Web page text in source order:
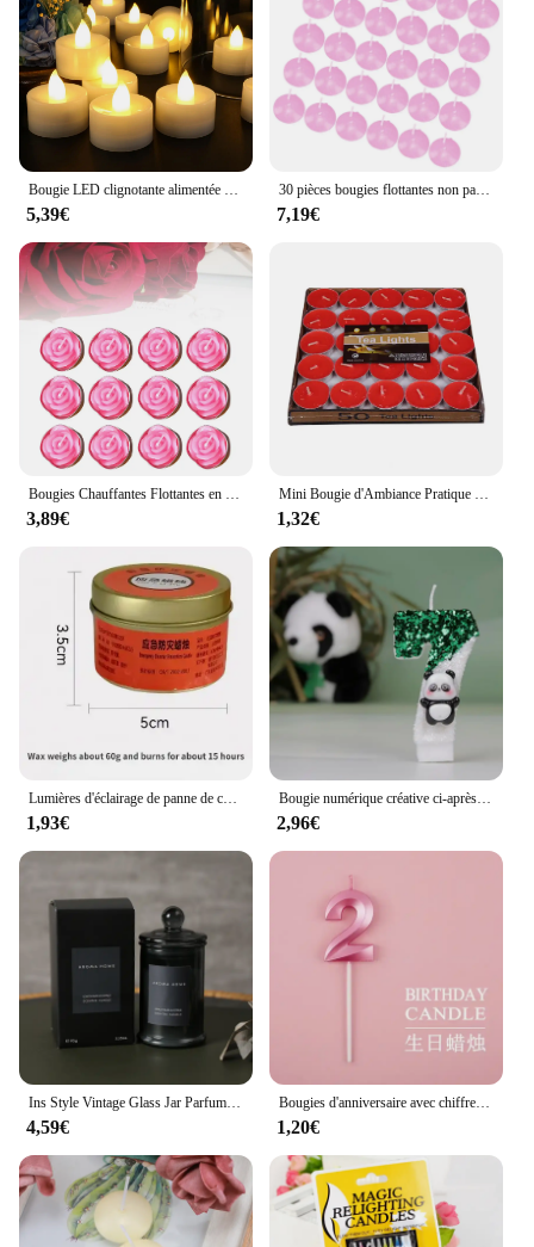
Bougie LED clignotante alimentée par batterie, fausse bougie chauffe-plat sans flamme, jardin extérieur, anniversaire, fête de mariage, décoration de la maison
5,39€
30 pièces bougies flottantes non parfumées bougies chauffe-plat universelles décor pour la célébration saint valentin dîner piscine baignoire
7,19€
Bougies Chauffantes Flottantes en Forme de Rose, 12 Pièces, Décoration de ixde Mariage
3,89€
Mini Bougie d'Ambiance Pratique pour Bureau, 50 Pièces, pour Anniversaire, Thé, Avertissement
1,32€
Lumières d'éclairage de panne de courant d'urgence, prévention des catastrophes, ménage, extérieur, étanche, coupe-vent, bougie inodore, chauffage
1,93€
Bougie numérique créative ci-après les, gâteau de Krasnoanniversaire mignon, fête, escales de fête, fournitures de décoration de scène
2,96€
Ins Style Vintage Glass Jar Parfumé Essential Chateau Soy Avertissement Bougie, Aromathérapie Décoration de La Maison, Anniversaire, Cadeau De Noël
4,59€
Bougies d'anniversaire avec chiffres 0-9, 1 pièce, grand Design 3D étendu, décoration de gâteau pour célébration d'anniversaire
1,20€